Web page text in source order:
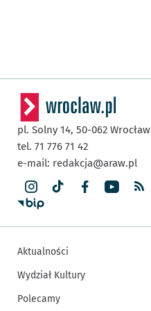
pl. Solny 14, 50-062 Wrocław
tel. 71 776 71 42
e-mail: redakcja@araw.pl
Aktualności
Wydział Kultury
Polecamy